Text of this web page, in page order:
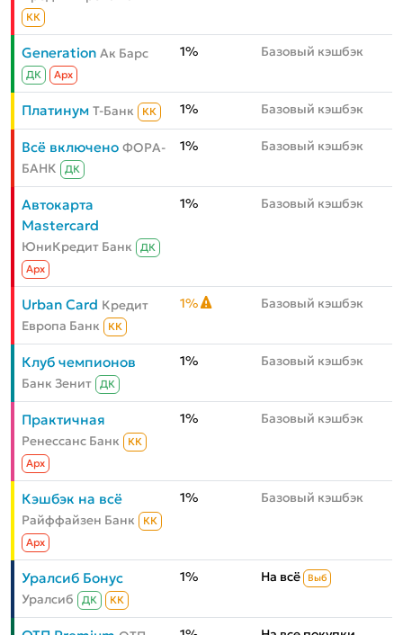
КК
Generation Ак Барс
ДК Aрх
1% Базовый кэшбэк
Платинум Т-Банк КК 1% Базовый кэшбэк
Всё включено ФОРА-
БАНК
ДК
1% Базовый кэшбэк
Автокарта
Mastercard
ЮниКредит Банк
ДК
Aрх
1% Базовый кэшбэк
Urban Card Кредит
Европа Банк
КК
1% Базовый кэшбэк
Клуб чемпионов
Банк Зенит ДК
1% Базовый кэшбэк
Практичная
Ренессанс Банк
КК
Aрх
1% Базовый кэшбэк
Кэшбэк на всё
Райффайзен Банк
КК
Aрх
1% Базовый кэшбэк
Уралсиб Бонус
Уралсиб ДК КК
1% На всё Выб